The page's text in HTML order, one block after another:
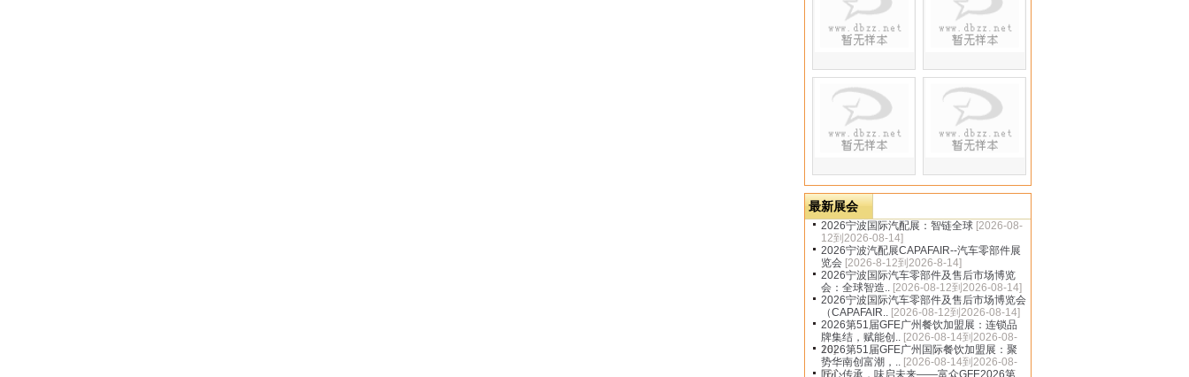
最新展会
2026宁波国际汽配展：智链全球 [2026-08-
12到2026-08-14]
2026宁波汽配展CAPAFAIR--汽车零部件展
览会 [2026-8-12到2026-8-14]
2026宁波国际汽车零部件及售后市场博览
会：全球智造.. [2026-08-12到2026-08-14]
2026宁波国际汽车零部件及售后市场博览会
（CAPAFAIR.. [2026-08-12到2026-08-14]
2026第51届GFE广州餐饮加盟展：连锁品
牌集结，赋能创.. [2026-08-14到2026-08-
16]
2026第51届GFE广州国际餐饮加盟展：聚
势华南创富潮，.. [2026-08-14到2026-08-
16]
匠心传承，味启未来——富众GFE2026第